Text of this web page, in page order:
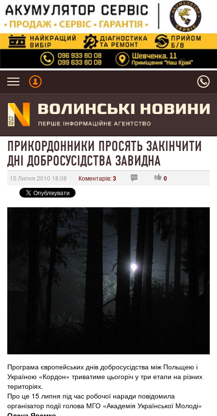
ПРИКОРДОННИКИ ПРОСЯТЬ ЗАКІНЧИТИ
ДНІ ДОБРОСУСІДСТВА ЗАВИДНА
15 Липня 2010 18:08 Коментарів:3 0
Програма європейських днів добросусідства між Польщею і
Україною «Кордон» триватиме цьогоріч у три етапи на різних
територіях.
Про це 15 липня під час робочої наради повідомила
організатор події голова МГО «Академія Української Молоді»